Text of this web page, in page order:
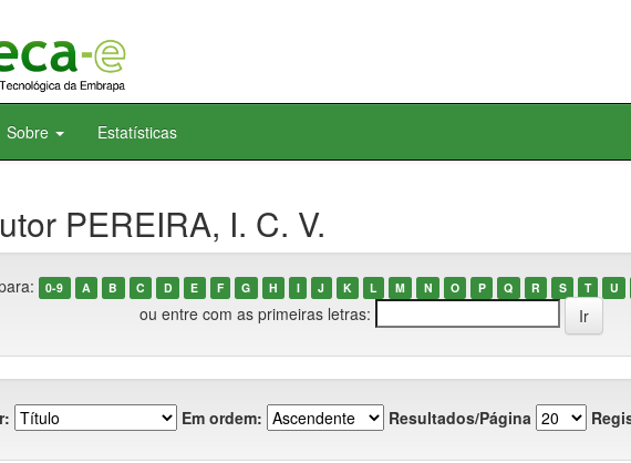
Sobre Estatísticas
PEREIRA, I. C. V.
0-9 A B C D E F G H I J K L M N O P Q R S T U
ou entre com as primeiras letras:
Em ordem: Resultados/Página